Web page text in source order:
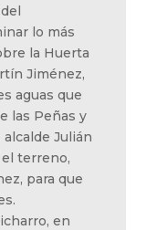
lo más
la Huerta
Jiménez,
aguas que
las Peñas y
Julián
terreno,
para que
en